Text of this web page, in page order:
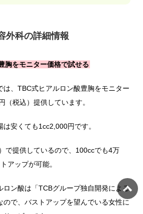
外科の詳細情報
胸をモニター価格で試せる
は、TBC式ヒアルロン酸豊胸をモニター
（税込）提供しています。
安くても1cc2,000円です。
で提供しているので、100ccでも4万
アップが可能。
ロン酸は「TCBグループ独自開発による
ので、バストアップを望んでいる女性に